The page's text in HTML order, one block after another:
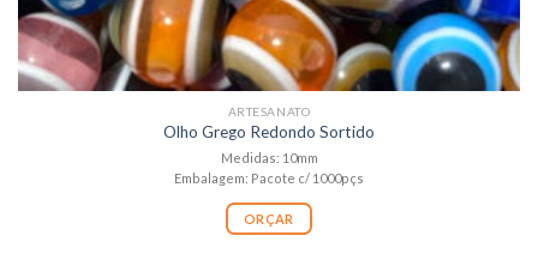
ARTESANATO
Olho Grego Redondo Sortido
Medidas: 10mm
Embalagem: Pacote c/ 1000pçs
ORÇAR